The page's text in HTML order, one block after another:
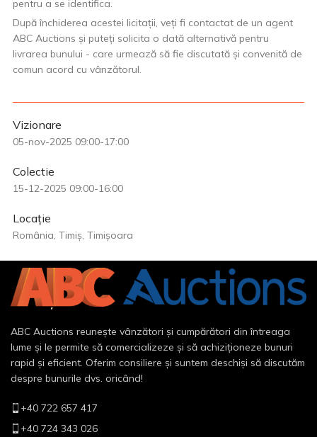
pentru a se identifica.
După închiderea acestei licitații, veți fi contactat de un agent
ABC Auctions și puteți solicita o dată alternativă pentru
livrarea bunului - care urmează să fie discutată și convenită de
comun acord cu vânzătorul.
Vizionare
05-nov-2025 09:00-17:00
Colectie
15-12-2025 09:00-16:00
Locație
România, Timiș, Timișoara
ABC Auctions reunește vânzători și cumpărători din întreaga
lume și le permite să comercializeze și să achiziționeze bunuri
rapid și eficient. Oferim consiliere și suntem deschiși să discutăm
despre bunurile dvs. oricând!
+40 722 657 417
+40 724 343 026